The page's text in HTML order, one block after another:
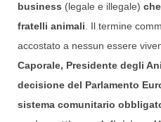
business (legale e illegale)
fratelli animali . Il termine
accostato a nessun essere
Caporale, Presidente degli
decisione del Parlamento
sistema comunitario